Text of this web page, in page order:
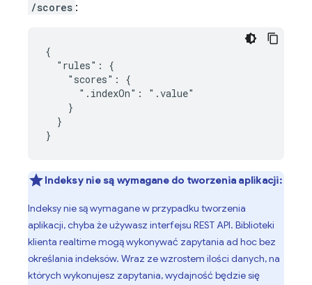
/scores :
{
  "rules": {
    "scores": {
      ".indexOn": ".value"
    }
  }
}
Indeksy nie są wymagane do tworzenia aplikacji:
Indeksy nie są wymagane w przypadku tworzenia
aplikacji, chyba że używasz interfejsu REST API. Biblioteki
klienta realtime mogą wykonywać zapytania ad hoc bez
określania indeksów. Wraz ze wzrostem ilości danych, na
których wykonujesz zapytania, wydajność będzie się